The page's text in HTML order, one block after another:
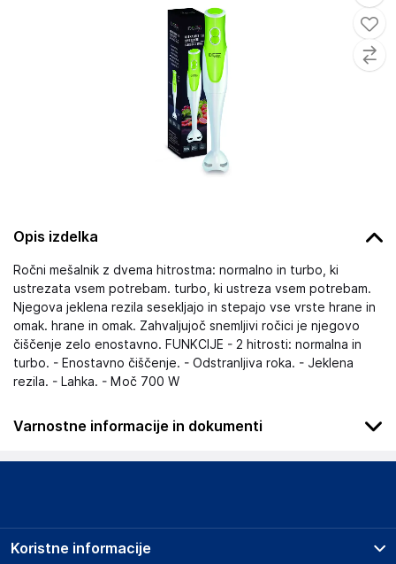
Opis izdelka
Ročni mešalnik z dvema hitrostma: normalno in turbo, ki
ustrezata vsem potrebam. turbo, ki ustreza vsem potrebam.
Njegova jeklena rezila sesekljajo in stepajo vse vrste hrane in
omak. hrane in omak. Zahvaljujoč snemljivi ročici je njegovo
čiščenje zelo enostavno. FUNKCIJE - 2 hitrosti: normalna in
turbo. - Enostavno čiščenje. - Odstranljiva roka. - Jeklena
rezila. - Lahka. - Moč 700 W
Varnostne informacije in dokumenti
Podatki o proizvajalcu
POSTQUAM COSMETIC S.L
Koristne informacije